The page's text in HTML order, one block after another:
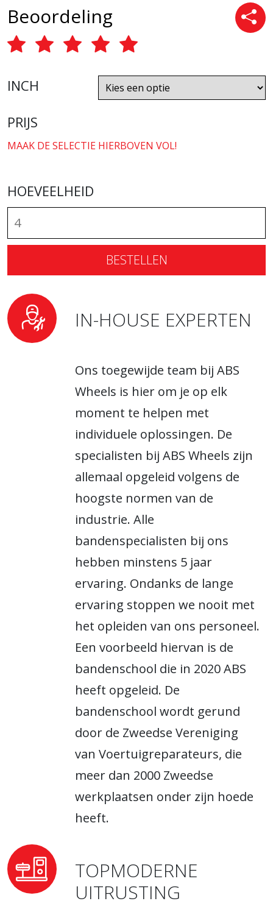
Beoordeling
INCH
PRIJS
MAAK DE SELECTIE HIERBOVEN VOL!
HOEVEELHEID
BESTELLEN
IN-HOUSE EXPERTEN
Ons toegewijde team bij ABS
Wheels is hier om je op elk
moment te helpen met
individuele oplossingen. De
specialisten bij ABS Wheels zijn
allemaal opgeleid volgens de
hoogste normen van de
industrie. Alle
bandenspecialisten bij ons
hebben minstens 5 jaar
ervaring. Ondanks de lange
ervaring stoppen we nooit met
het opleiden van ons personeel.
Een voorbeeld hiervan is de
bandenschool die in 2020 ABS
heeft opgeleid. De
bandenschool wordt gerund
door de Zweedse Vereniging
van Voertuigreparateurs, die
meer dan 2000 Zweedse
werkplaatsen onder zijn hoede
heeft.
TOPMODERNE
UITRUSTING